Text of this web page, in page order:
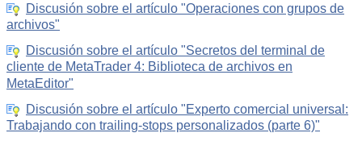
Discusión sobre el artículo "Operaciones con grupos de
archivos"
Discusión sobre el artículo "Secretos del terminal de
cliente de MetaTrader 4: Biblioteca de archivos en
MetaEditor"
Discusión sobre el artículo "Experto comercial universal:
Trabajando con trailing-stops personalizados (parte 6)"